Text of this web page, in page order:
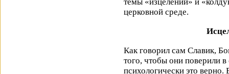
церковной среде.
Как говорил сам Славик,
того, чтобы они поверили
психологически это